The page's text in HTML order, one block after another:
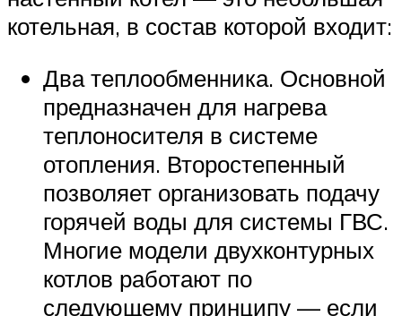
котельная, в состав которой входит:
Два теплообменника. Основной
предназначен для нагрева
теплоносителя в системе
отопления. Второстепенный
позволяет организовать подачу
горячей воды для системы ГВС.
Многие модели двухконтурных
котлов работают по
следующему принципу — если